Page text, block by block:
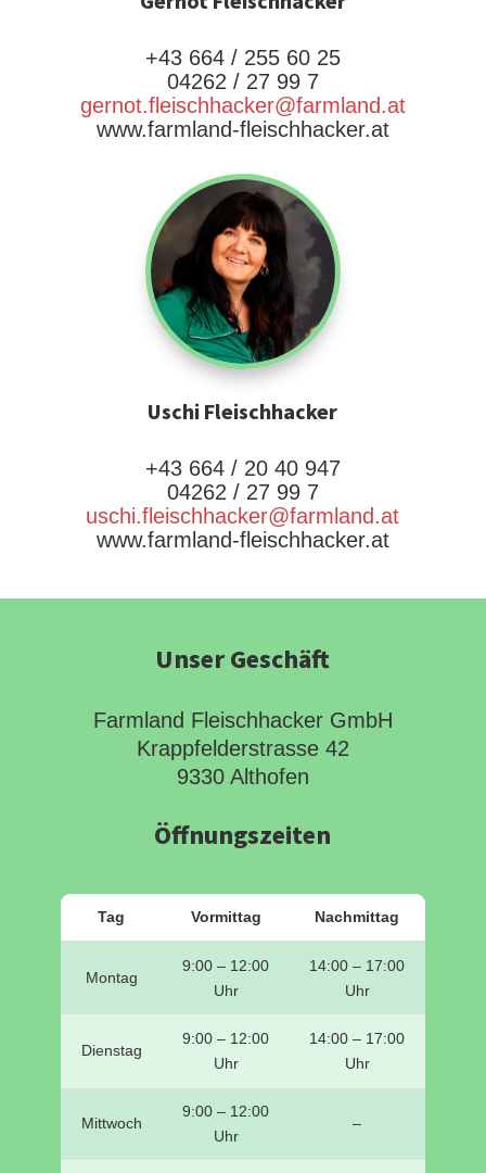
+43 664 / 255 60 25
04262 / 27 99 7
gernot.fleischhacker@farmland.at
www.farmland-fleischhacker.at
Uschi Fleischhacker
+43 664 / 20 40 947
04262 / 27 99 7
uschi.fleischhacker@farmland.at
www.farmland-fleischhacker.at
Unser Geschäft
Farmland Fleischhacker GmbH
Krappfelderstrasse 42
9330 Althofen
Öffnungszeiten
Tag Vormittag Nachmittag
Montag
9:00 – 12:00
Uhr
14:00 – 17:00
Uhr
Dienstag
9:00 – 12:00
Uhr
14:00 – 17:00
Uhr
Mittwoch
9:00 – 12:00
Uhr
–